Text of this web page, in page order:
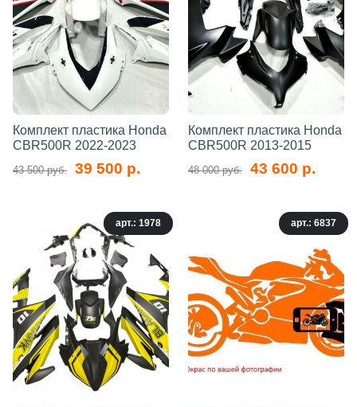
Комплект пластика Honda
CBR500R 2022-2023
43 500 руб. 39 500 р.
Комплект пластика Honda
CBR500R 2013-2015
48 000 руб. 43 600 р.
арт.: 1978 арт.: 6837